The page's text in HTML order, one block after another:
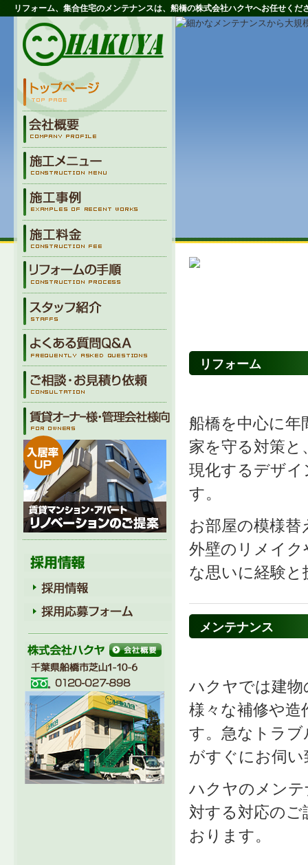
リフォーム、集合住宅のメンテナンスは、船橋の株式会社ハクヤへお任せくだ
リフォーム
船橋を中心に年
家を守る対策
現化するデザ
す。
お部屋の模様
外壁のリメイ
な思いに経験
メンテナンス
ハクヤでは建
様々な補修や造
す。急なトラ
がすぐにお伺
ハクヤのメン
対する対応の
おります。